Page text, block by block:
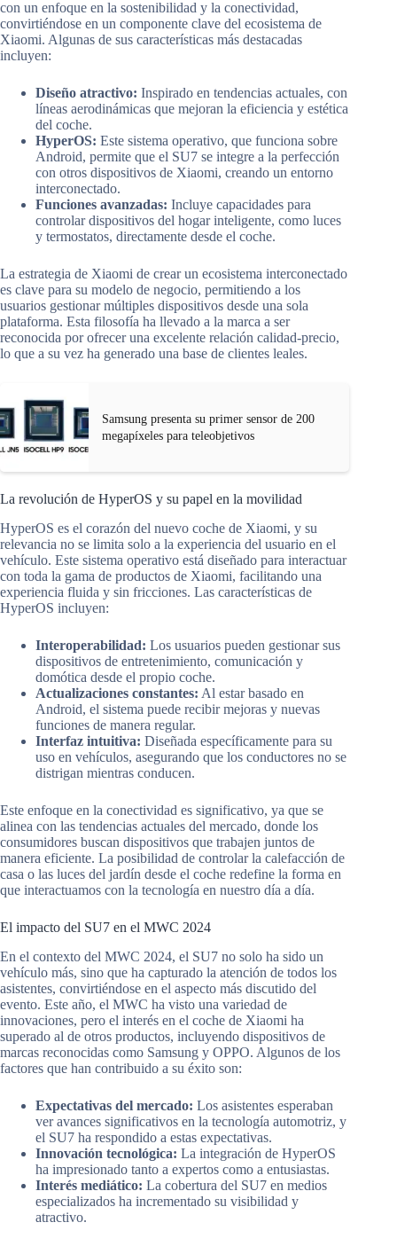
con un enfoque en la sostenibilidad y la conectividad,
convirtiéndose en un componente clave del ecosistema de
Xiaomi. Algunas de sus características más destacadas
incluyen:
Diseño atractivo: Inspirado en tendencias actuales, con
líneas aerodinámicas que mejoran la eficiencia y estética
del coche.
HyperOS: Este sistema operativo, que funciona sobre
Android, permite que el SU7 se integre a la perfección
con otros dispositivos de Xiaomi, creando un entorno
interconectado.
Funciones avanzadas: Incluye capacidades para
controlar dispositivos del hogar inteligente, como luces
y termostatos, directamente desde el coche.
La estrategia de Xiaomi de crear un ecosistema interconectado
es clave para su modelo de negocio, permitiendo a los
usuarios gestionar múltiples dispositivos desde una sola
plataforma. Esta filosofía ha llevado a la marca a ser
reconocida por ofrecer una excelente relación calidad-precio,
lo que a su vez ha generado una base de clientes leales.
Samsung presenta su primer sensor de 200
megapíxeles para teleobjetivos
La revolución de HyperOS y su papel en la movilidad
HyperOS es el corazón del nuevo coche de Xiaomi, y su
relevancia no se limita solo a la experiencia del usuario en el
vehículo. Este sistema operativo está diseñado para interactuar
con toda la gama de productos de Xiaomi, facilitando una
experiencia fluida y sin fricciones. Las características de
HyperOS incluyen:
Interoperabilidad: Los usuarios pueden gestionar sus
dispositivos de entretenimiento, comunicación y
domótica desde el propio coche.
Actualizaciones constantes: Al estar basado en
Android, el sistema puede recibir mejoras y nuevas
funciones de manera regular.
Interfaz intuitiva: Diseñada específicamente para su
uso en vehículos, asegurando que los conductores no se
distrigan mientras conducen.
Este enfoque en la conectividad es significativo, ya que se
alinea con las tendencias actuales del mercado, donde los
consumidores buscan dispositivos que trabajen juntos de
manera eficiente. La posibilidad de controlar la calefacción de
casa o las luces del jardín desde el coche redefine la forma en
que interactuamos con la tecnología en nuestro día a día.
El impacto del SU7 en el MWC 2024
En el contexto del MWC 2024, el SU7 no solo ha sido un
vehículo más, sino que ha capturado la atención de todos los
asistentes, convirtiéndose en el aspecto más discutido del
evento. Este año, el MWC ha visto una variedad de
innovaciones, pero el interés en el coche de Xiaomi ha
superado al de otros productos, incluyendo dispositivos de
marcas reconocidas como Samsung y OPPO. Algunos de los
factores que han contribuido a su éxito son:
Expectativas del mercado: Los asistentes esperaban
ver avances significativos en la tecnología automotriz, y
el SU7 ha respondido a estas expectativas.
Innovación tecnológica: La integración de HyperOS
ha impresionado tanto a expertos como a entusiastas.
Interés mediático: La cobertura del SU7 en medios
especializados ha incrementado su visibilidad y
atractivo.